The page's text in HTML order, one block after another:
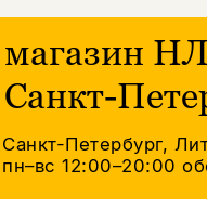
магазин
Санкт-
Санкт-Петербург,
пн–вс 12:00–20:00